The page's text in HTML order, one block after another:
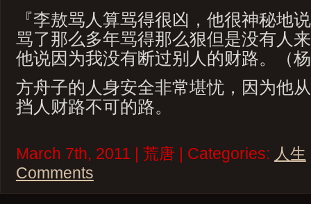
『李敖骂人算骂得很凶，他很神秘地
骂了那么多年骂得那么狠但是没有人
他说因为我没有断过别人的财路。（
方舟子的人身安全非常堪忧，因为他
挡人财路不可的路。
March 7th, 2011 | 荒唐 | Categories: 人生
Comments